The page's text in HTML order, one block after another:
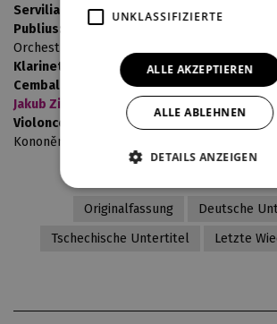
Servilia:
Becca Conviser/Zuzana Koś
Publius:
Jakub Hliněnský
Orchestr opery DJKT, Sbor opery DJKT
Klarinetové sólo:
Josef Sonnek / Milan Srb
Cembalo:
Maxim Averkiev/Martin Marek/
Jakub Zicha
Violoncello:
Ulrike Becker / Zachar Fedorov
Kononěnko
Originalfassung
Deutsche
Tschechische Untertitel
Letzte
UNKLASSIFIZIERTE
ALLE AKZEPTIEREN
ALLE ABLEHNEN
DETAILS ANZEIGEN